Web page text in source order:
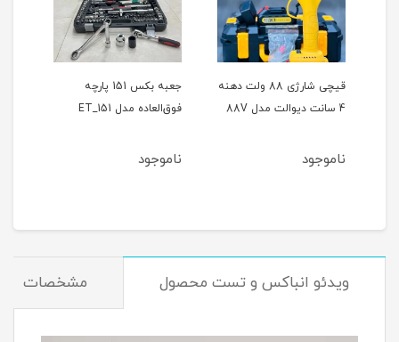
قیچی شارژی 88 ولت دهنه
4 سانت دیوالت مدل 88V
ناموجود
جعبه بکس 151 پارچه
فوق‌العاده مدل ET_151
ناموجود
ویدئو انباکس و تست محصول مشخصات